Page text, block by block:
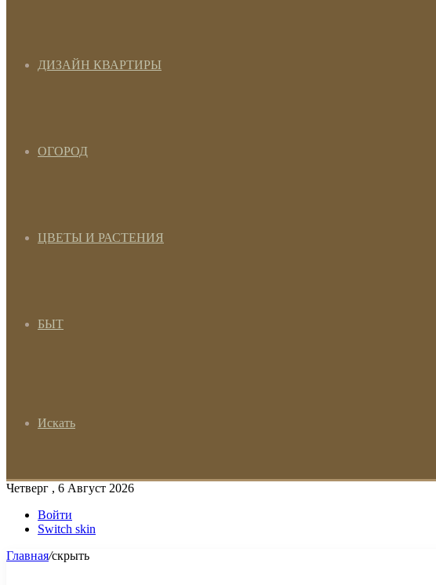
ДИЗАЙН КВАРТИРЫ
ОГОРОД
ЦВЕТЫ И РАСТЕНИЯ
БЫТ
Искать
Четверг , 6 Август 2026
Войти
Switch skin
Главная/скрыть